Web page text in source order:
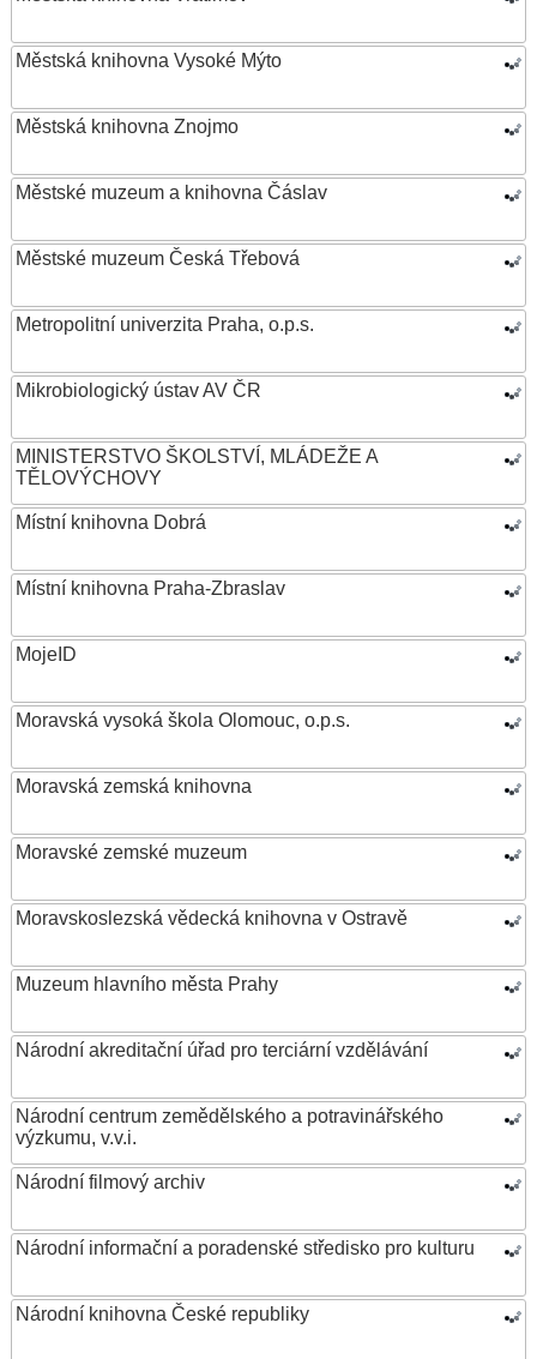
Městská knihovna Vysoké Mýto
Městská knihovna Znojmo
Městské muzeum a knihovna Čáslav
Městské muzeum Česká Třebová
Metropolitní univerzita Praha, o.p.s.
Mikrobiologický ústav AV ČR
MINISTERSTVO ŠKOLSTVÍ, MLÁDEŽE A
TĚLOVÝCHOVY
Místní knihovna Dobrá
Místní knihovna Praha-Zbraslav
MojeID
Moravská vysoká škola Olomouc, o.p.s.
Moravská zemská knihovna
Moravské zemské muzeum
Moravskoslezská vědecká knihovna v Ostravě
Muzeum hlavního města Prahy
Národní akreditační úřad pro terciární vzdělávání
Národní centrum zemědělského a potravinářského
výzkumu, v.v.i.
Národní filmový archiv
Národní informační a poradenské středisko pro kulturu
Národní knihovna České republiky